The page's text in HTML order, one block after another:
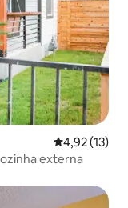
4,92 de uma
4,92 (13)
externa